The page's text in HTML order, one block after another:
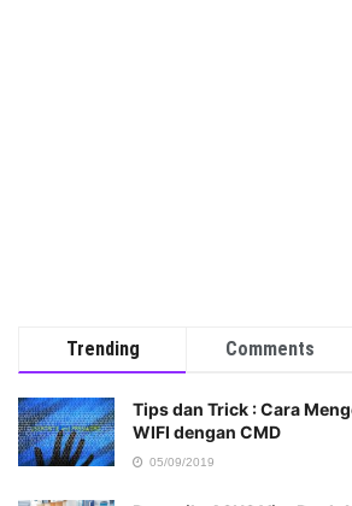
Trending Comments
Tips dan Trick : Cara
WIFI dengan CMD
05/09/2019